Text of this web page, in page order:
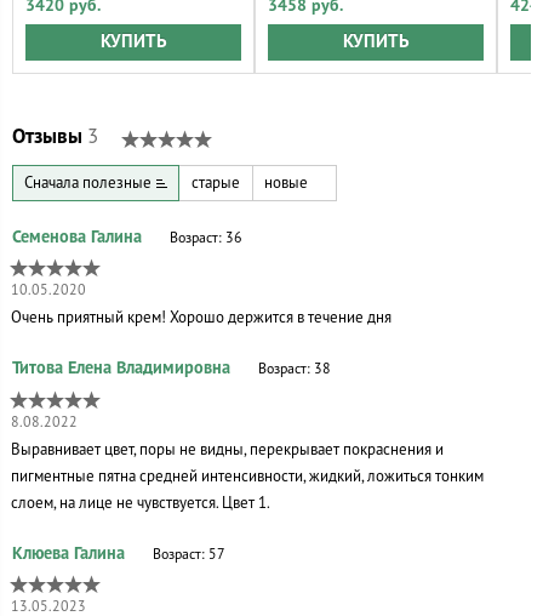
3420 руб.
КУПИТЬ
3458 руб.
КУПИТЬ
Отзывы 3
Сначала полезные старые новые
Возраст: 36
10.05.2020
Очень приятный крем! Хорошо держится в течение дня
Возраст: 38
8.08.2022
Выравнивает цвет, поры не видны, перекрывает покраснения и
пигментные пятна средней интенсивности, жидкий, ложиться тонким
слоем, на лице не чувствуется. Цвет 1.
Возраст: 57
13.05.2023